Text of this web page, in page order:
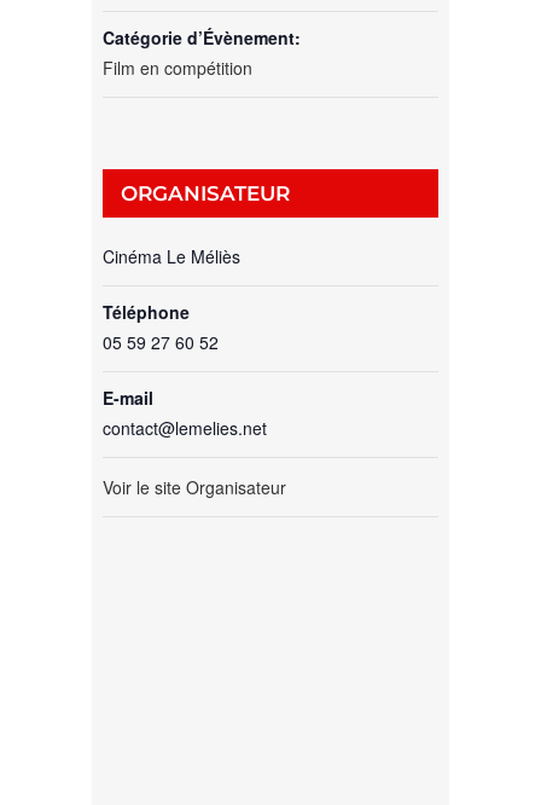
Catégorie d’Évènement:
Film en compétition
ORGANISATEUR
Cinéma Le Méliès
Téléphone
05 59 27 60 52
E-mail
contact@lemelies.net
Voir le site Organisateur